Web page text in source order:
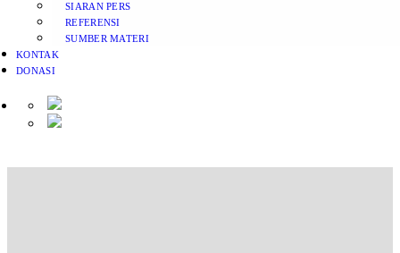
SIARAN PERS
REFERENSI
SUMBER MATERI
KONTAK
DONASI